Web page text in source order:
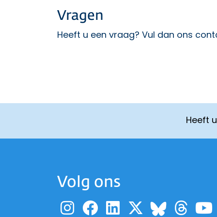
Vragen
Heeft u een vraag? Vul dan ons
Heeft
Volg ons
Ga naar de
Ga naar de
Ga naar de
Ga naar
Ga